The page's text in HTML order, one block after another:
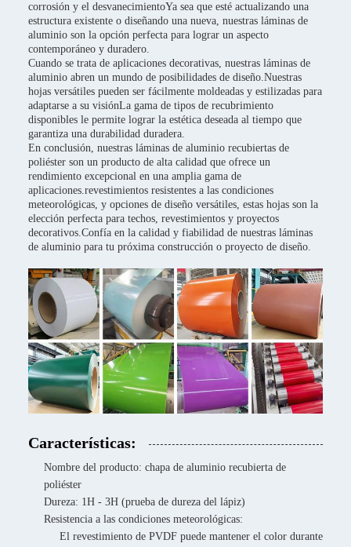
corrosión y el desvanecimientoYa sea que esté actualizando una
estructura existente o diseñando una nueva, nuestras láminas de
aluminio son la opción perfecta para lograr un aspecto
contemporáneo y duradero.
Cuando se trata de aplicaciones decorativas, nuestras láminas de
aluminio abren un mundo de posibilidades de diseño.Nuestras
hojas versátiles pueden ser fácilmente moldeadas y estilizadas para
adaptarse a su visiónLa gama de tipos de recubrimiento
disponibles le permite lograr la estética deseada al tiempo que
garantiza una durabilidad duradera.
En conclusión, nuestras láminas de aluminio recubiertas de
poliéster son un producto de alta calidad que ofrece un
rendimiento excepcional en una amplia gama de
aplicaciones.revestimientos resistentes a las condiciones
meteorológicas, y opciones de diseño versátiles, estas hojas son la
elección perfecta para techos, revestimientos y proyectos
decorativos.Confía en la calidad y fiabilidad de nuestras láminas
de aluminio para tu próxima construcción o proyecto de diseño.
Características:
Nombre del producto: chapa de aluminio recubierta de
poliéster
Dureza: 1H - 3H (prueba de dureza del lápiz)
Resistencia a las condiciones meteorológicas:
El revestimiento de PVDF puede mantener el color durante